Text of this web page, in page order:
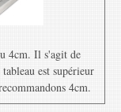
4cm. Il s'agit de
est supérieur
4cm.